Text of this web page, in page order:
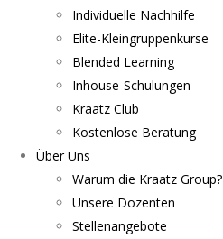
Individuelle Nachhilfe
Elite-Kleingruppenkurse
Blended Learning
Inhouse-Schulungen
Kraatz Club
Kostenlose Beratung
Über Uns
Warum die Kraatz Group?
Unsere Dozenten
Stellenangebote